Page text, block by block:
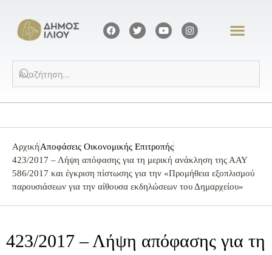
ΑρχικήΑποφάσεις Οικονομικής Επιτροπής
423/2017 – Λήψη απόφασης για τη μερική ανάκληση της ΑΑΥ
586/2017 και έγκριση πίστωσης για την «Προμήθεια εξοπλισμού
παρουσιάσεων για την αίθουσα εκδηλώσεων του Δημαρχείου»
423/2017 – Λήψη απόφασης για τη